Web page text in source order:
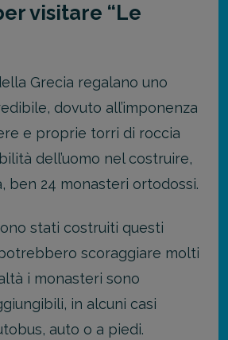
visitare “Le
Grecia regalano uno
dovuto all’imponenza
e proprie torri di roccia
dell’uomo nel costruire,
ben 24 monasteri ortodossi.
stati costruiti questi
scoraggiare molti
i monasteri sono
in alcuni casi
auto o a piedi.